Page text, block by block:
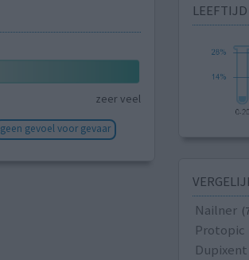
zeer veel
geen gevoel voor gevaar
Nailner
Protopic
Dupixent